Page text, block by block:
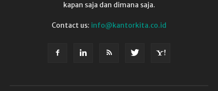
kapan saja dan dimana saja.
Contact us: info@kantorkita.co.id